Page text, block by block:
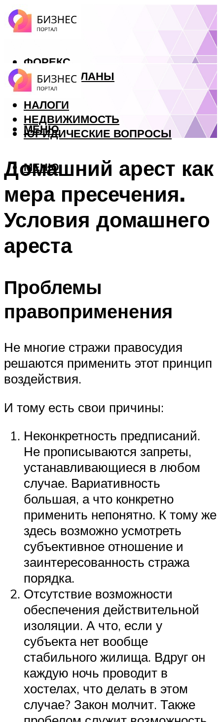
ФОРЕКС
БИЗНЕС ПЛАНЫ
КРЕДИТЫ
НАЛОГИ
НЕДВИЖИМОСТЬ
ЮРИДИЧЕСКИЕ ВОПРОСЫ
МЕНЮ
МЕНЮ
Домашний арест как
мера пресечения.
Условия домашнего
ареста
Проблемы
правоприменения
Не многие стражи правосудия
решаются применить этот принцип
воздействия.
И тому есть свои причины:
Неконкретность предписаний.
Не прописываются запреты,
устанавливающиеся в любом
случае. Вариативность
большая, а что конкретно
применить непонятно. К тому же
здесь возможно усмотреть
субъективное отношение и
заинтересованность стража
порядка.
Отсутствие возможности
обеспечения действительной
изоляции. А что, если у
субъекта нет вообще
стабильного жилища. Вдруг он
каждую ночь проводит в
хостелах, что делать в этом
случае? Закон молчит. Также